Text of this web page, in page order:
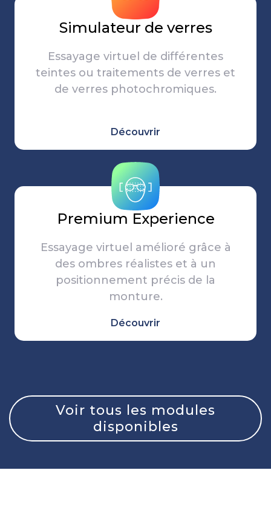
Simulateur de verres
Essayage virtuel de différentes
teintes ou traitements de verres et
de verres photochromiques.
Découvrir
Premium Experience
Essayage virtuel amélioré grâce à
des ombres réalistes et à un
positionnement précis de la
monture.
Découvrir
Voir tous les modules
disponibles